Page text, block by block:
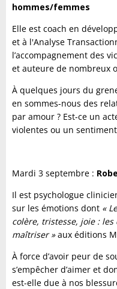
hommes/femmes
Elle est coach en
et à l'Analyse
l’accompagnement des
et auteure de nombreux
À quelques jours du
en sommes-nous des
par amour ? Est-ce un
violentes ou un
Mardi 3 septembre :
Il est psychologue
sur les émotions dont «
colère, tristesse, joie :
maîtriser »aux éditions
À force d’avoir peur de
s’empêcher d’aimer et
est-elle due à nos